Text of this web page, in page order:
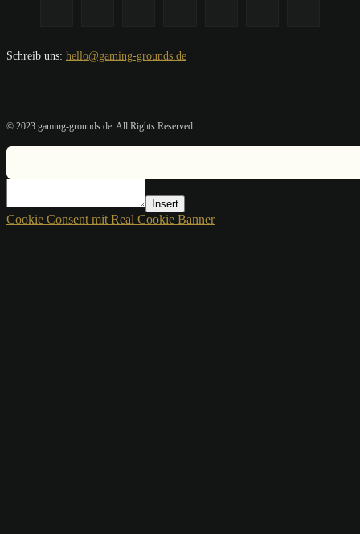
Schreib uns: hello@gaming-grounds.de
© 2023 gaming-grounds.de. All Rights Reserved.
Insert
Cookie Consent mit Real Cookie Banner